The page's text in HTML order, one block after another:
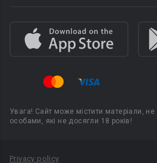
Увага! Сайт може містити матеріали,
особами, які не досягли 18 років!
Privacy policy